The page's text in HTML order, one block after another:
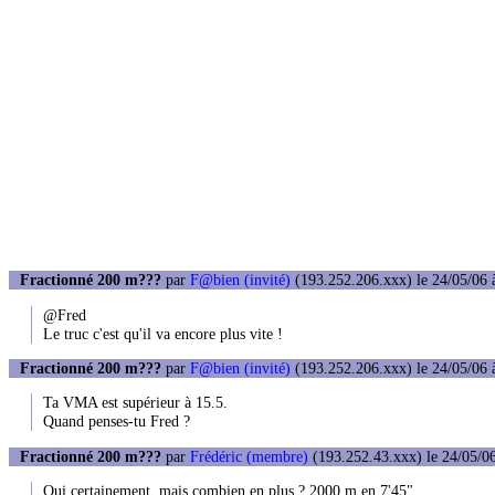
Fractionné 200 m??? par F@bien (invité) (193.252.206.xxx) le 24/05/06
@Fred
Le truc c'est qu'il va encore plus vite !
Fractionné 200 m??? par F@bien (invité) (193.252.206.xxx) le 24/05/06
Ta VMA est supérieur à 15.5.
Quand penses-tu Fred ?
Fractionné 200 m??? par Frédéric (membre) (193.252.43.xxx) le 24/05/
Oui certainement, mais combien en plus ? 2000 m en 7'45"